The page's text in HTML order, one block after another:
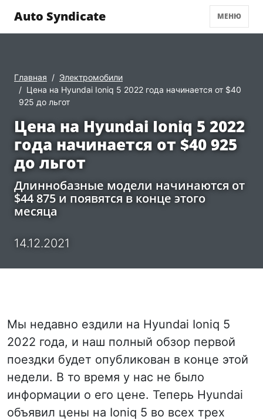
Auto Syndicate МЕНЮ
Главная
Электромобили
Цена на Hyundai Ioniq 5 2022 года начинается от $40
925 до льгот
Цена на Hyundai Ioniq 5 2022
года начинается от $40 925
до льгот
Длиннобазные модели начинаются от
$44 875 и появятся в конце этого
месяца
14.12.2021
Мы недавно ездили на Hyundai Ioniq 5
2022 года, и наш полный обзор первой
поездки будет опубликован в конце этой
недели. В то время у нас не было
информации о его цене. Теперь Hyundai
объявил цены на Ioniq 5 во всех трех